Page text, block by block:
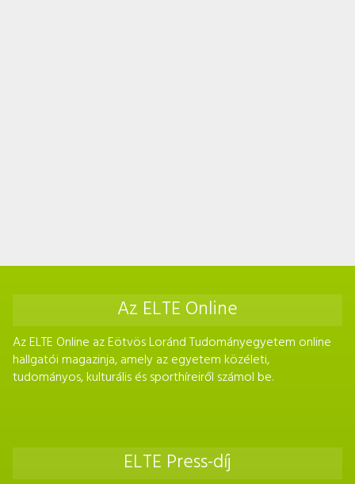
Az ELTE Online
Az ELTE Online az Eötvös Loránd Tudományegyetem online
hallgatói magazinja, amely az egyetem közéleti,
tudományos, kulturális és sporthíreiről számol be.
ELTE Press-díj